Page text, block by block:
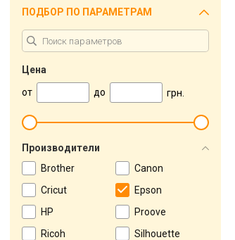
ПОДБОР ПО ПАРАМЕТРАМ
Цена
от
до грн.
Производители
Brother
Canon
Cricut
Epson
HP
Proove
Ricoh
Silhouette